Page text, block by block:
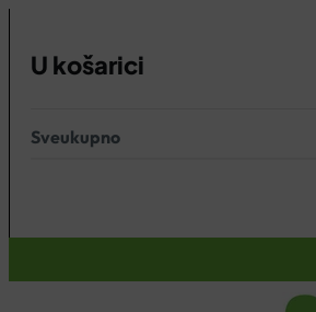
U košarici
Nema proizvoda u košarici.
Sveukupno